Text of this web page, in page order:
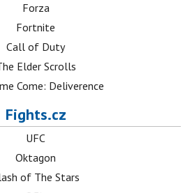
Forza
Fortnite
Call of Duty
Elder Scrolls
Come: Deliverence
Fights.cz
UFC
Oktagon
of The Stars